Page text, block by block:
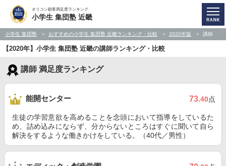
オリコン顧客満足度ランキング
小学生 集団塾 近畿
小学生 集団塾 おすすめの小学生 集団塾 近畿ランキング・比較 2020年版 講師
【2020年】小学生 集団塾 近畿の講師ランキング・比較
講師 満足度ランキング
能開センター 73.40点
生徒の学習意欲を高めることを念頭において指導をしているた
め、詰め込みにならず、分からないところはすぐに聞いて自ら
解決をするような働きかけをしている。（40代／男性）